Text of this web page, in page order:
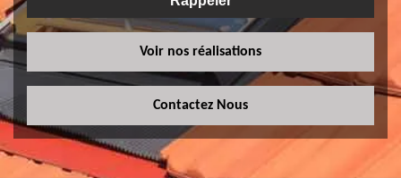
Voir nos réalisations
Contactez Nous